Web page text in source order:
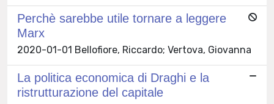
Perchè sarebbe utile tornare a leggere
Marx
2020-01-01 Bellofiore, Riccardo; Vertova, Giovanna
La politica economica di Draghi e la
ristrutturazione del capitale